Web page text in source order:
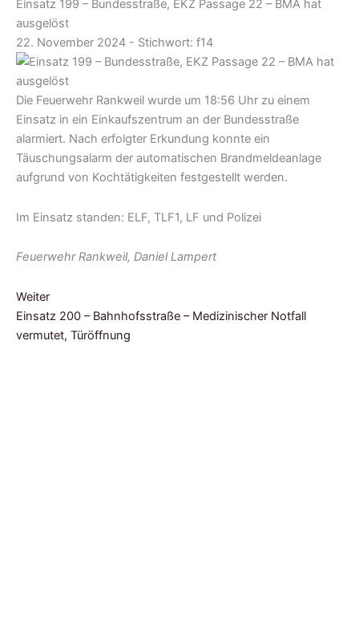
Einsatz 199 – Bundesstraße, EKZ Passage 22 – BMA hat
ausgelöst
22. November 2024 - Stichwort: f14
Die Feuerwehr Rankweil wurde um 18:56 Uhr zu einem
Einsatz in ein Einkaufszentrum an der Bundesstraße
alarmiert. Nach erfolgter Erkundung konnte ein
Täuschungsalarm der automatischen Brandmeldeanlage
aufgrund von Kochtätigkeiten festgestellt werden.
Im Einsatz standen: ELF, TLF1, LF und Polizei
Feuerwehr Rankweil, Daniel Lampert
Weiter
Einsatz 200 – Bahnhofsstraße – Medizinischer Notfall
vermutet, Türöffnung